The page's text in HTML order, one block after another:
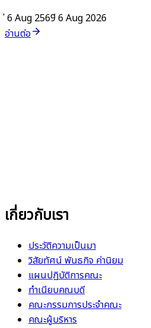
่ 6 Aug 2569่ 6 Aug 2026
อ่านต่อ
เกี่ยวกับเรา
ประวัติความเป็นมา
วิสัยทัศน์ พันธกิจ ค่านิยม
แผนปฏิบัติการคณะ
ทำเนียบคณบดี
คณะกรรมการประจำคณะ
คณะผู้บริหาร